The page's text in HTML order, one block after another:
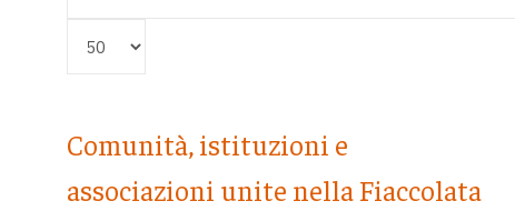
Comunità, istituzioni e
associazioni unite nella Fiaccolata